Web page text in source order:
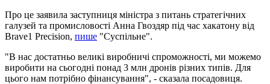
Про це заявила заступниця міністра з питань стратегічних
галузей та промисловості Анна Гвоздяр під час хакатону від
Brave1 Precision, пише "Суспільне".
"В нас достатньо великі виробничі спроможності, ми можемо
виробити на сьогодні понад 3 млн дронів різних типів. Для
цього нам потрібно фінансування", - сказала посадовиця.